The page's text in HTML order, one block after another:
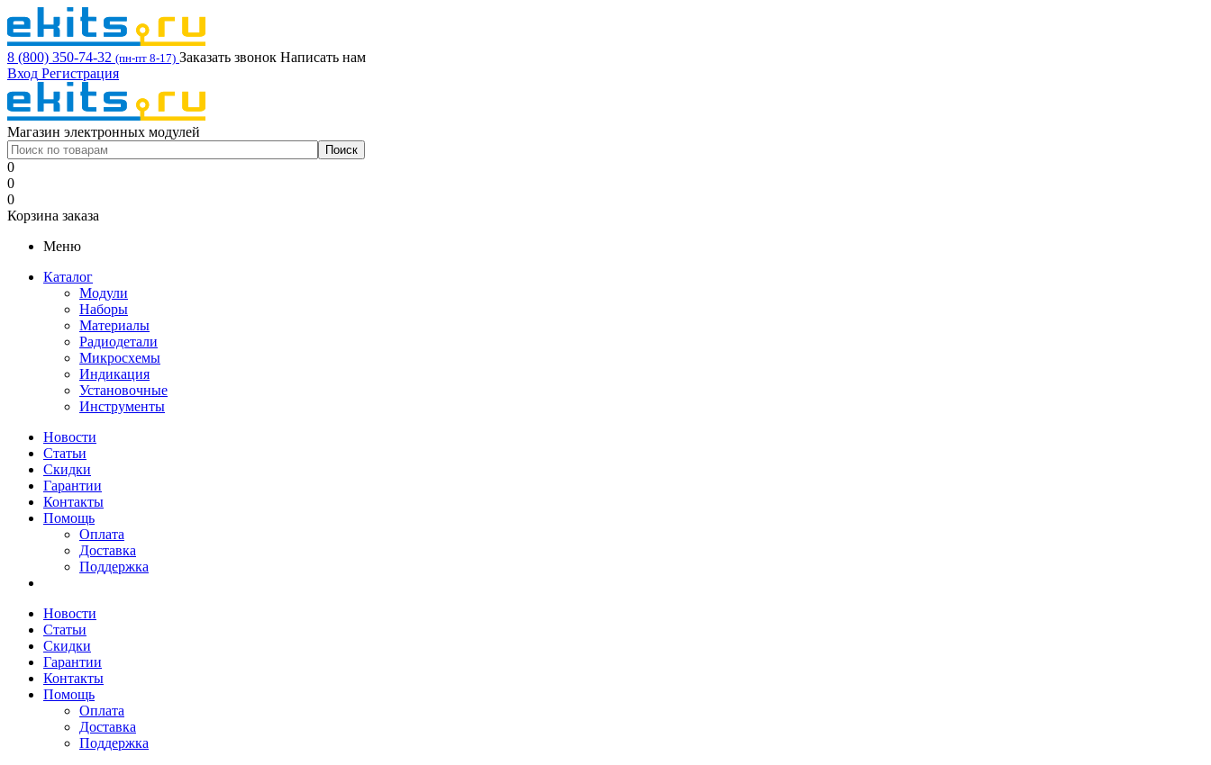
8 (800) 350-74-32 (пн-пт 8-17) Заказать звонок Написать нам
Вход Регистрация
Магазин электронных модулей
0
0
0
Корзина заказа
Меню
Каталог
Модули
Наборы
Материалы
Радиодетали
Микросхемы
Индикация
Установочные
Инструменты
Новости
Статьи
Скидки
Гарантии
Контакты
Помощь
Оплата
Доставка
Поддержка
Новости
Статьи
Скидки
Гарантии
Контакты
Помощь
Оплата
Доставка
Поддержка